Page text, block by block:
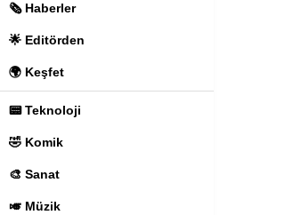
🗞️ Haberler
🌟 Editörden
🌍 Keşfet
📟 Teknoloji
🤣 Komik
🎨 Sanat
🎺 Müzik